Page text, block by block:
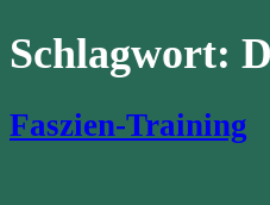
Schlagwort:
Faszien-Training